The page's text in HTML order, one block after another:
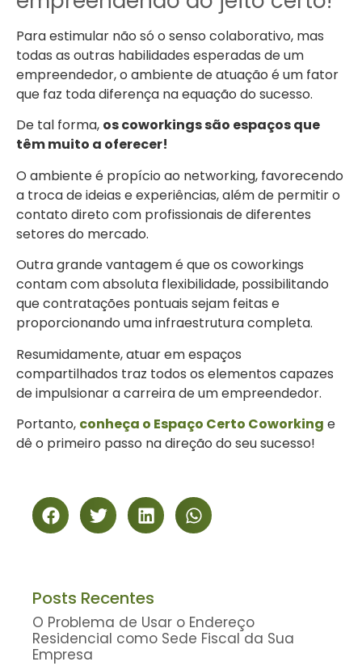
Para estimular não só o senso colaborativo, mas
todas as outras habilidades esperadas de um
empreendedor, o ambiente de atuação é um fator
que faz toda diferença na equação do sucesso.
De tal forma, os coworkings são espaços que
têm muito a oferecer!
O ambiente é propício ao networking, favorecendo
a troca de ideias e experiências, além de permitir o
contato direto com profissionais de diferentes
setores do mercado.
Outra grande vantagem é que os coworkings
contam com absoluta flexibilidade, possibilitando
que contratações pontuais sejam feitas e
proporcionando uma infraestrutura completa.
Resumidamente, atuar em espaços
compartilhados traz todos os elementos capazes
de impulsionar a carreira de um empreendedor.
Portanto, conheça o Espaço Certo Coworking e
dê o primeiro passo na direção do seu sucesso!
Posts Recentes
O Problema de Usar o Endereço
Residencial como Sede Fiscal da Sua
Empresa